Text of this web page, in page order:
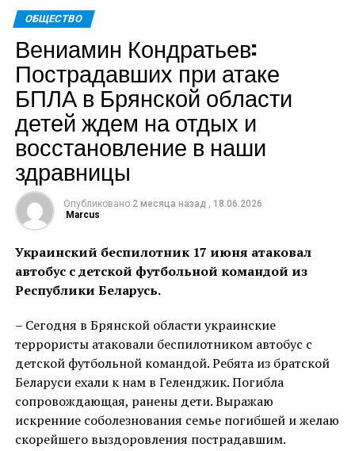
в августе этого года. При этом глава региона
отметил, что объекты, заявленные ранее,
безусловно, имеют большое значение для развития
края, но, в первую очередь, нужно снять острую
проблему кубанской столицы – достроить Головной
канализационный коллектор.
– Для краевого центра этот проект критически важен.
В Краснодаре растет население, это один из самых
быстрорастущих городов России. Из-за высокой
степени износа коллектора участились аварии –
кратно. Новый объект решит эту проблему и снимет
инфраструктурные ограничения для развития
бизнеса, – отметил Вениамин Кондратьев.
От головного коллектора зависят три
инвестиций – более 18 миллиардов рублей.
Реализация позволит создать 660 рабочих мест и
обеспечить прирост валового регионального
продукта на 65 млрд рублей.
– Кроме того, с вводом головного коллектора
повысится качество водоотведения для более чем 400
ОБЩЕСТВО
Вениамин Кондратьев:
Пострадавших при атаке
БПЛА в Брянской области
детей ждем на отдых и
восстановление в наши
здравницы
Опубликовано 2 месяца назад , 18.06.2026
Marcus
Украинский беспилотник 17 июня атаковал
автобус с детской футбольной командой из
Республики Беларусь.
– Сегодня в Брянской области украинские
террористы атаковали беспилотником автобус с
детской футбольной командой. Ребята из братской
Беларуси ехали к нам в Геленджик. Погибла
сопровождающая, ранены дети. Выражаю
искренние соболезнования семье погибшей и желаю
скорейшего выздоровления пострадавшим.